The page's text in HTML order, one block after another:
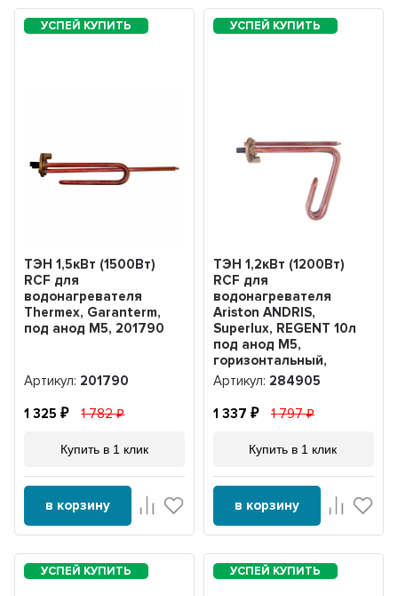
ТЭН 1,5кВт (1500Вт)
RCF для
водонагревателя
Thermex, Garanterm,
под анод М5, 201790
Артикул: 201790
1 325 1 782
Купить в 1 клик
в корзину
ТЭН 1,2кВт (1200Вт)
RCF для
водонагревателя
Ariston ANDRIS,
Superlux, REGENT 10л
под анод М5,
горизонтальный,
284905
Артикул: 284905
1 337 1 797
Купить в 1 клик
в корзину